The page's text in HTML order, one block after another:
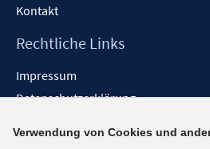
Kontakt
Rechtliche Links
Impressum
Datenschutzerklärung
Barrieren melden
Verwendung von Cookies und